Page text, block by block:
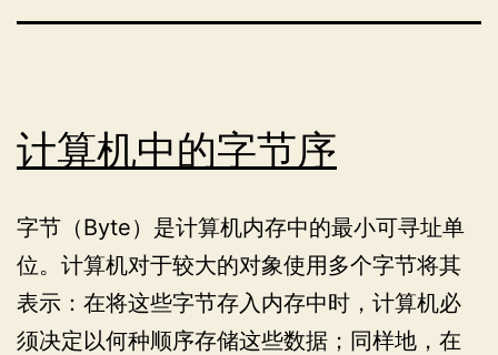
计算机中的字节序
字节（Byte）是计算机内存中的最小可寻址单
位。计算机对于较大的对象使用多个字节将其
表示：在将这些字节存入内存中时，计算机必
须决定以何种顺序存储这些数据；同样地，在